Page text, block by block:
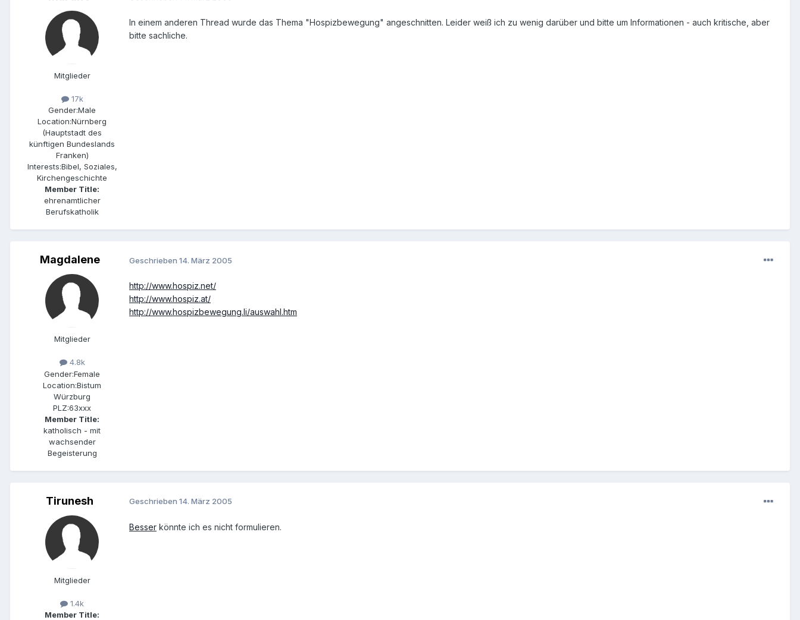
Mitglieder
17k
Gender:Male
Location:Nürnberg
(Hauptstadt des
künftigen Bundeslands
Franken)
Interests:Bibel, Soziales,
Kirchengeschichte
Member Title:
ehrenamtlicher
Berufskatholik
In einem anderen Thread wurde das Thema "Hospizbewegung" angeschnitten. Leider weiß ich zu wenig darüber und bitte um Informationen - auch kritische, aber
bitte sachliche.
Magdalene
Mitglieder
4.8k
Gender:Female
Location:Bistum
Würzburg
PLZ:63xxx
Member Title:
katholisch - mit
wachsender
Begeisterung
Geschrieben 14. März 2005
http://www.hospiz.net/
http://www.hospiz.at/
http://www.hospizbewegung.li/auswahl.htm
Tirunesh
Mitglieder
1.4k
Member Title:
Geschrieben 14. März 2005
Besser könnte ich es nicht formulieren.